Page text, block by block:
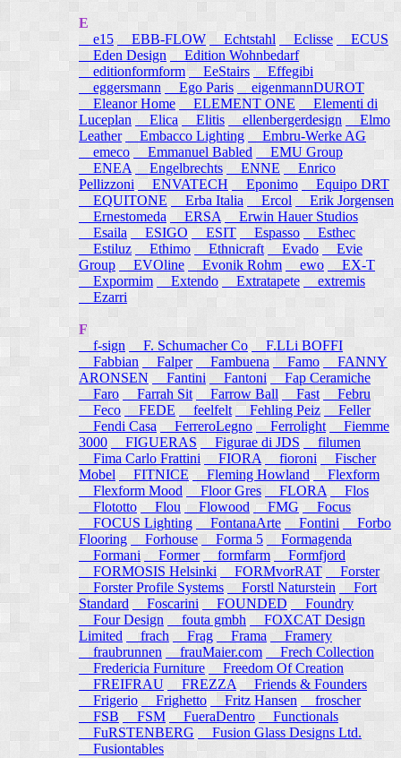
E
e15 EBB-FLOW Echtstahl Eclisse
ECUS
Eden Design
Edition Wohnbedarf
editionformform
EeStairs
Effegibi
eggersmann
Ego Paris
eigenmannDUROT
Eleanor Home
ELEMENT ONE
Elementi di
Luceplan
Elica Elitis ellenbergerdesign
Elmo
Leather
Embacco Lighting
Embru-Werke AG
emeco
Emmanuel Babled
EMU Group
ENEA
Engelbrechts ENNE
Enrico
Pellizzoni ENVATECH Eponimo
Equipo DRT
EQUITONE
Erba Italia Ercol
Erik Jorgensen
Ernestomeda
ERSA
Erwin Hauer Studios
Esaila
ESIGO ESIT Espasso
Esthec
Estiluz
Ethimo Ethnicraft Evado
Evie
Group
EVOline Evonik Rohm ewo
EX-T
Expormim
Extendo Extratapete
extremis
Ezarri
F
f-sign
F. Schumacher Co
F.LLi BOFFI
Fabbian
Falper Fambuena Famo
FANNY
ARONSEN
Fantini Fantoni
Fap Ceramiche
Faro
Farrah Sit Farrow Ball Fast
Febru
Feco
FEDE feelfelt Fehling Peiz
Feller
Fendi Casa
FerreroLegno Ferrolight
Fiemme
3000
FIGUERAS Figurae di JDS
filumen
Fima Carlo Frattini
FIORA fioroni
Fischer
Mobel
FITNICE Fleming Howland
Flexform
Flexform Mood
Floor Gres FLORA
Flos
Flototto
Flou Flowood FMG
Focus
FOCUS Lighting
FontanaArte Fontini
Forbo
Flooring
Forhouse Forma 5
Formagenda
Formani
Former formfarm
Formfjord
FORMOSIS Helsinki
FORMvorRAT
Forster
Forster Profile Systems
Forstl Naturstein
Fort
Standard
Foscarini FOUNDED
Foundry
Four Design
fouta gmbh
FOXCAT Design
Limited
frach Frag Frama
Framery
fraubrunnen
frauMaier.com
Frech Collection
Fredericia Furniture
Freedom Of Creation
FREIFRAU
FREZZA
Friends & Founders
Frigerio
Frighetto Fritz Hansen
froscher
FSB
FSM FueraDentro
Functionals
FuRSTENBERG
Fusion Glass Designs Ltd.
Fusiontables